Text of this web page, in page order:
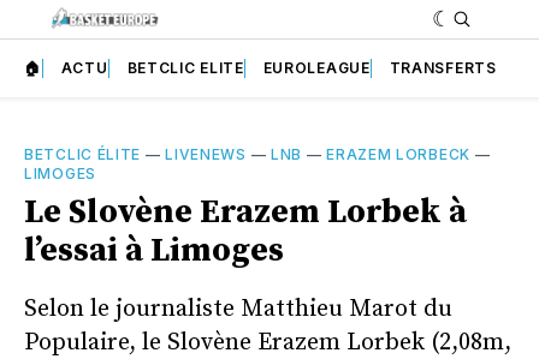
🏠 ACTU BETCLIC ELITE EUROLEAGUE TRANSFERTS
BETCLIC ÉLITE —LIVENEWS — LNB —ERAZEM LORBECK —
LIMOGES
Le Slovène Erazem Lorbek à
l’essai à Limoges
Selon le journaliste Matthieu Marot du
Populaire, le Slovène Erazem Lorbek (2,08m,